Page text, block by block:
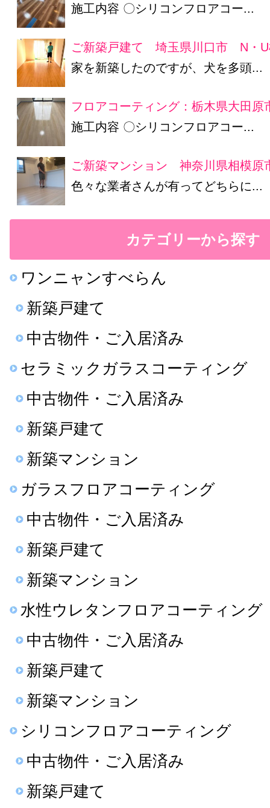
施工内容 〇シリコンフロアコー...
ご新築戸建て 埼玉県川口市 N・
家を新築したのですが、犬を多頭...
フロアコーティング：栃木県大田原
施工内容 〇シリコンフロアコー...
ご新築マンション 神奈川県相模
色々な業者さんが有ってどちらに...
カテゴリーから探す
ワンニャンすべらん
新築戸建て
中古物件・ご入居済み
セラミックガラスコーティング
中古物件・ご入居済み
新築戸建て
新築マンション
ガラスフロアコーティング
中古物件・ご入居済み
新築戸建て
新築マンション
水性ウレタンフロアコーティング
中古物件・ご入居済み
新築戸建て
新築マンション
シリコンフロアコーティング
中古物件・ご入居済み
新築戸建て